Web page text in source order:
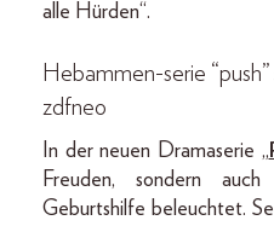
alle Hürden“.
Hebammen-serie
zdfneo
In der neuen Dramaserie „
Freuden, sondern
Geburtshilfe beleuchtet.